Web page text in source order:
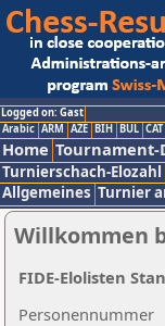
Logged on: Gast
Arabic ARM AZE BIH BUL CAT
Home Tournament-
Turnierschach-Elozahl
Allgemeines Turnier
Willkommen
Personennummer
FIDE-Elolisten